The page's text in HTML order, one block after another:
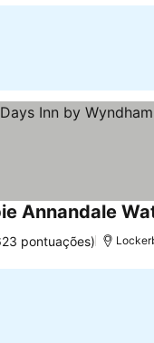
Annandale
pontuações)